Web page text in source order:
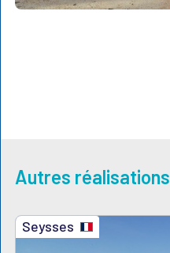
Autres réalisations
Seysses